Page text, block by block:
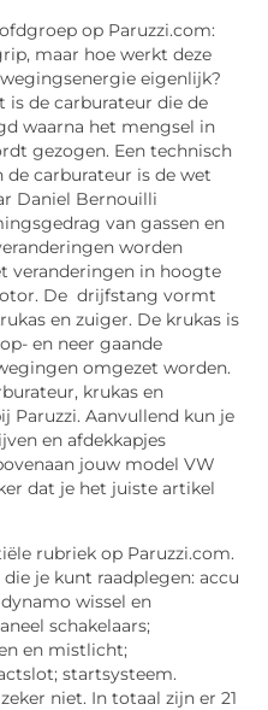
op Paruzzi.com:
maar hoe werkt deze
eigenlijk?
de carburateur die de
waarna het mengsel in
gezogen. Een technisch
carburateur is de wet
Daniel Bernouilli
van gassen en
worden
veranderingen in hoogte
De drijfstang vormt
en zuiger. De krukas is
en neer gaande
omgezet worden.
krukas en
Paruzzi. Aanvullend kun je
en afdekkapjes
jouw model VW
dat je het juiste artikel
rubriek op Paruzzi.com.
je kunt raadplegen: accu
wissel en
schakelaars;
en mistlicht;
startsysteem.
niet. In totaal zijn er 21